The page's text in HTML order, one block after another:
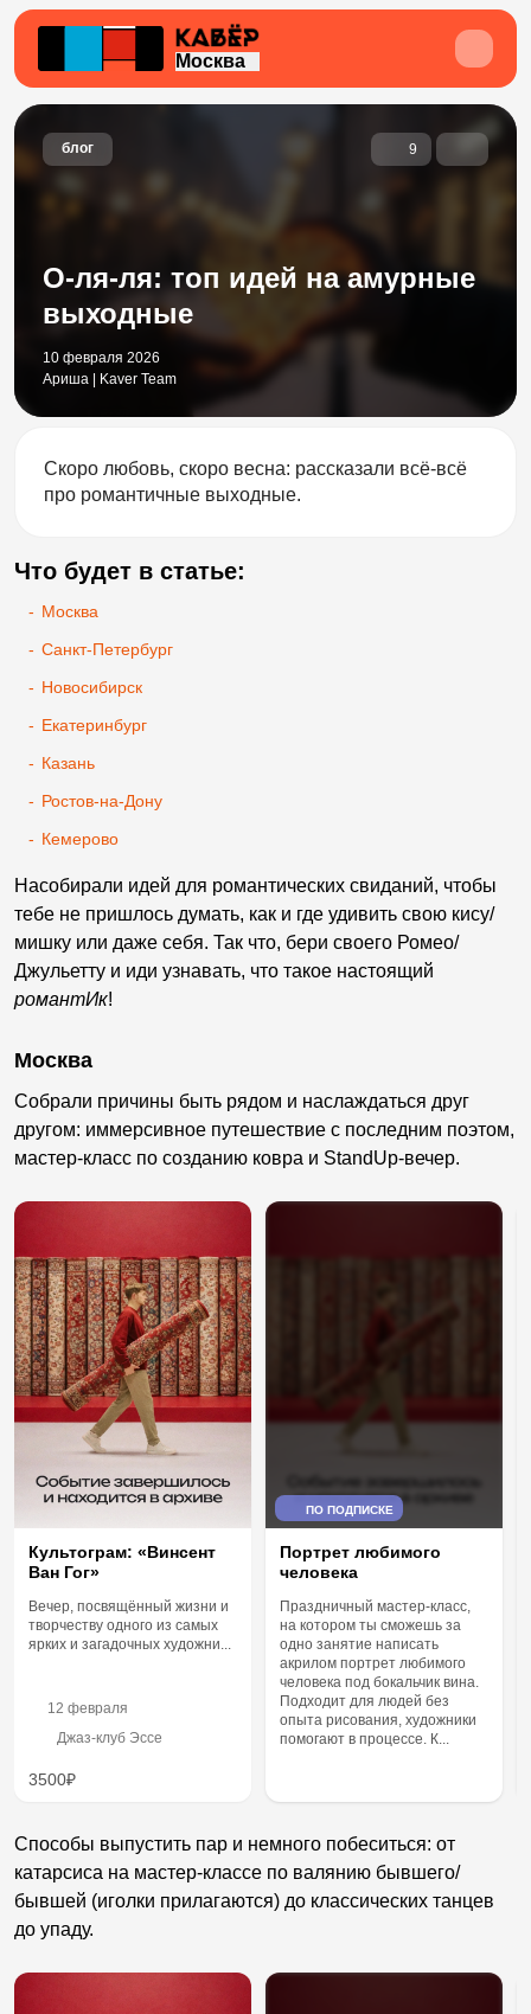
Москва
блог 9
О-ля-ля: топ идей на амурные
выходные
10 февраля 2026
Ариша | Kaver Team
Скоро любовь, скоро весна: рассказали всё-всё
про романтичные выходные.
Что будет в статье:
- Москва
- Санкт-Петербург
- Новосибирск
- Екатеринбург
- Казань
- Ростов-на-Дону
- Кемерово
Насобирали идей для романтических свиданий, чтобы
тебе не пришлось думать, как и где удивить свою кису/
мишку или даже себя. Так что, бери своего Ромео/
Джульетту и иди узнавать, что такое настоящий
романтИк!
Москва
Собрали причины быть рядом и наслаждаться друг
другом: иммерсивное путешествие с последним поэтом,
мастер-класс по созданию ковра и StandUp-вечер.
Культограм: «Винсент
Ван Гог»
Вечер, посвящённый жизни и
творчеству одного из самых
ярких и загадочных художни...
12 февраля
Джаз-клуб Эссе
3500₽
ПО ПОДПИСКЕ
Портрет любимого
человека
Праздничный мастер-класс,
на котором ты сможешь за
одно занятие написать
акрилом портрет любимого
человека под бокальчик вина.
Подходит для людей без
опыта рисования, художники
помогают в процессе. К...
Способы выпустить пар и немного побеситься: от
катарсиса на мастер-классе по валянию бывшего/
бывшей (иголки прилагаются) до классических танцев
до упаду.